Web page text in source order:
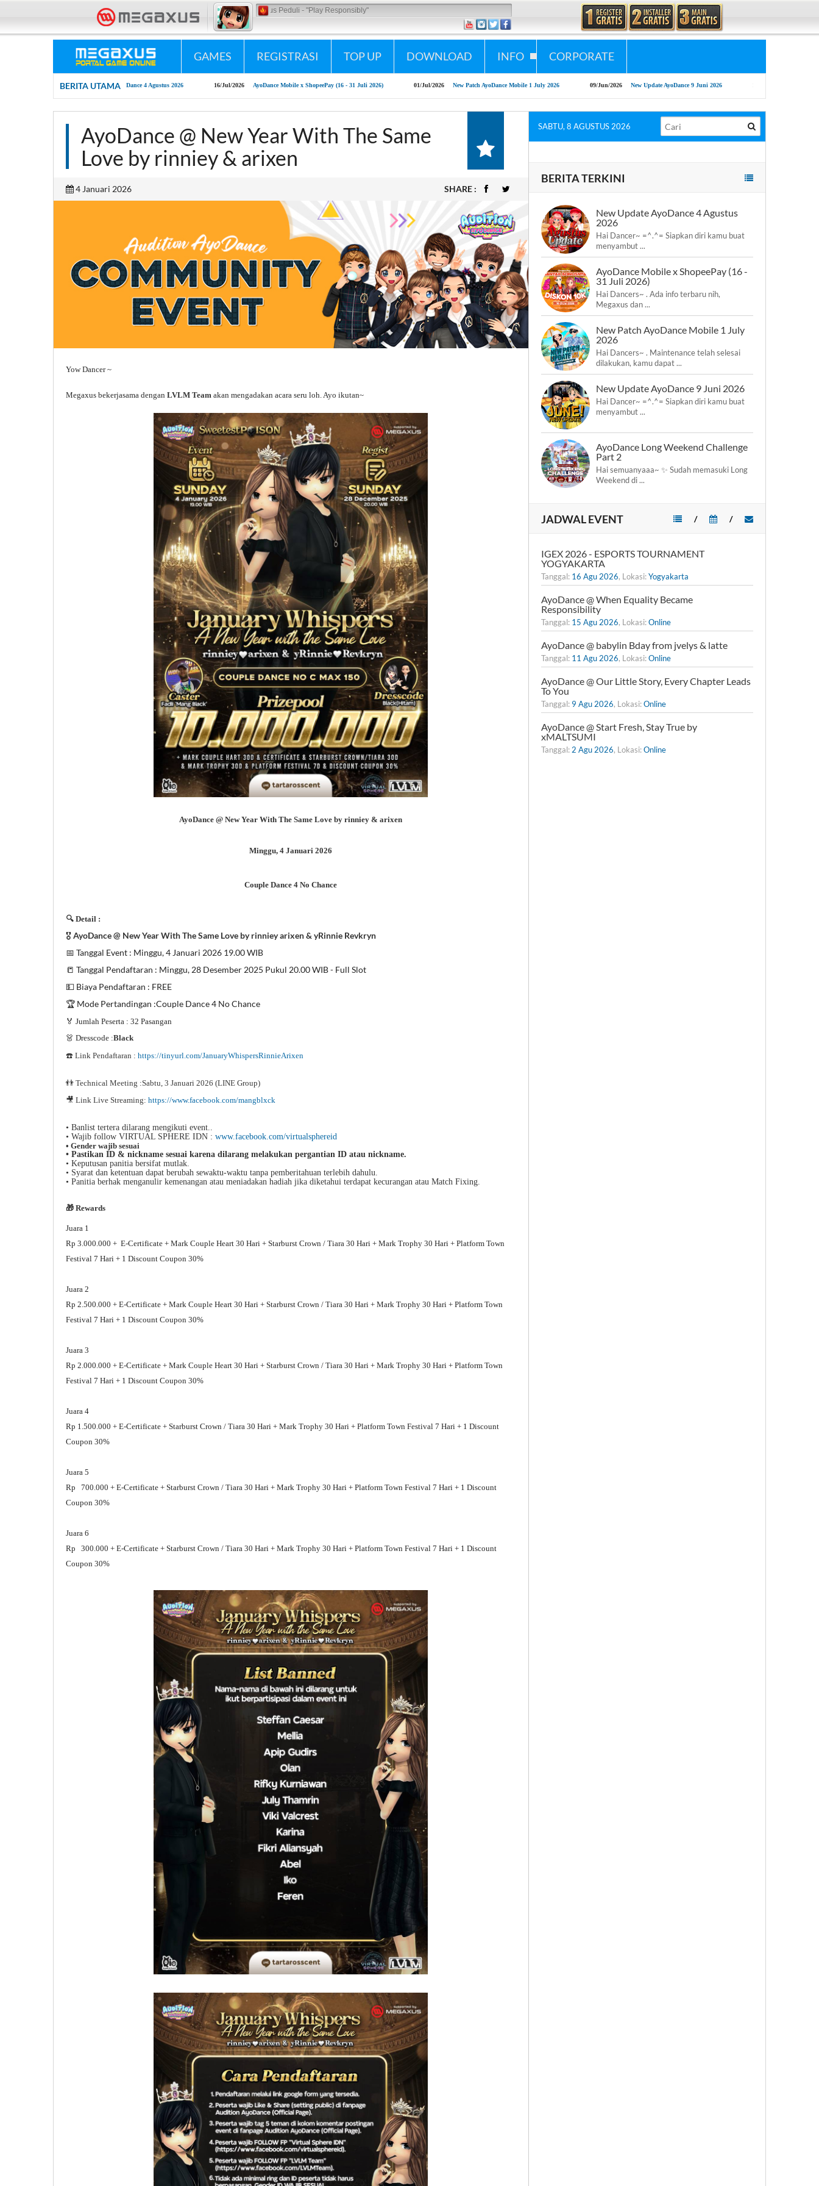
Megaxus Infotech - Portal Game Online #1 Indonesia. «•» Megaxus Peduli - "Play Responsibly"
GAMES REGISTRASI TOP UP DOWNLOAD INFO CORPORATE
BERITA UTAMA
New Update AyoDance 4 Agustus 2026 16/Jul/2026 AyoDance Mobile x ShopeePay (16 - 31 Juli 2026) 01/Jul/2026 New Patch AyoDance Mobile 1 July 2026 09/Jun/2026 New Update AyoDance 9 Juni 2026 13/May/2026
AyoDance @ New Year With The Same
Love by rinniey & arixen
4 Januari 2026 SHARE :
Yow Dancer ~
Megaxus bekerjasama dengan LVLM Team akan mengadakan acara seru loh. Ayo ikutan~
AyoDance @ New Year With The Same Love by rinniey & arixen
Minggu, 4 Januari 2026
Couple Dance 4 No Chance
🔍 Detail :
🎖️ AyoDance @ New Year With The Same Love by rinniey arixen & yRinnie Revkryn
📅 Tanggal Event : Minggu, 4 Januari 2026 19.00 WIB
📒 Tanggal Pendaftaran : Minggu, 28 Desember 2025 Pukul 20.00 WIB - Full Slot
💵 Biaya Pendaftaran : FREE
🏆 Mode Pertandingan :Couple Dance 4 No Chance
🏅 Jumlah Peserta : 32 Pasangan
👗 Dresscode :Black
☎️ Link Pendaftaran : https://tinyurl.com/JanuaryWhispersRinnieArixen
👬 Technical Meeting :Sabtu, 3 Januari 2026 (LINE Group)
🎥 Link Live Streaming: https://www.facebook.com/mangblxck
• Banlist tertera dilarang mengikuti event..
• Wajib follow VIRTUAL SPHERE IDN : www.facebook.com/virtualsphereid
• Gender wajib sesuai
• Pastikan ID & nickname sesuai karena dilarang melakukan pergantian ID atau nickname.
• Keputusan panitia bersifat mutlak.
• Syarat dan ketentuan dapat berubah sewaktu-waktu tanpa pemberitahuan terlebih dahulu.
• Panitia berhak menganulir kemenangan atau meniadakan hadiah jika diketahui terdapat kecurangan atau Match Fixing.
🎁 Rewards
Juara 1
Rp 3.000.000 + E-Certificate + Mark Couple Heart 30 Hari + Starburst Crown / Tiara 30 Hari + Mark Trophy 30 Hari + Platform Town
Festival 7 Hari + 1 Discount Coupon 30%
Juara 2
Rp 2.500.000 + E-Certificate + Mark Couple Heart 30 Hari + Starburst Crown / Tiara 30 Hari + Mark Trophy 30 Hari + Platform Town
Festival 7 Hari + 1 Discount Coupon 30%
Juara 3
Rp 2.000.000 + E-Certificate + Mark Couple Heart 30 Hari + Starburst Crown / Tiara 30 Hari + Mark Trophy 30 Hari + Platform Town
Festival 7 Hari + 1 Discount Coupon 30%
Juara 4
Rp 1.500.000 + E-Certificate + Starburst Crown / Tiara 30 Hari + Mark Trophy 30 Hari + Platform Town Festival 7 Hari + 1 Discount
Coupon 30%
Juara 5
Rp 700.000 + E-Certificate + Starburst Crown / Tiara 30 Hari + Mark Trophy 30 Hari + Platform Town Festival 7 Hari + 1 Discount
Coupon 30%
Juara 6
Rp 300.000 + E-Certificate + Starburst Crown / Tiara 30 Hari + Mark Trophy 30 Hari + Platform Town Festival 7 Hari + 1 Discount
Coupon 30%
SABTU, 8 AGUSTUS 2026
BERITA TERKINI
New Update AyoDance 4 Agustus
2026
Hai Dancer~ =^.^= Siapkan diri kamu buat
menyambut ...
AyoDance Mobile x ShopeePay (16 -
31 Juli 2026)
Hai Dancers~ . Ada info terbaru nih,
Megaxus dan ...
New Patch AyoDance Mobile 1 July
2026
Hai Dancers~ . Maintenance telah selesai
dilakukan, kamu dapat ...
New Update AyoDance 9 Juni 2026
Hai Dancer~ =^.^= Siapkan diri kamu buat
menyambut ...
AyoDance Long Weekend Challenge
Part 2
Hai semuanyaaa~ ✨ Sudah memasuki Long
Weekend di ...
JADWAL EVENT /
/
IGEX 2026 - ESPORTS TOURNAMENT
YOGYAKARTA
Tanggal: 16 Agu 2026, Lokasi:Yogyakarta
AyoDance @ When Equality Became
Responsibility
Tanggal: 15 Agu 2026, Lokasi:Online
AyoDance @ babylin Bday from jvelys & latte
Tanggal: 11 Agu 2026, Lokasi:Online
AyoDance @ Our Little Story, Every Chapter Leads
To You
Tanggal: 9 Agu 2026, Lokasi:Online
AyoDance @ Start Fresh, Stay True by
xMALTSUMI
Tanggal: 2 Agu 2026, Lokasi:Online